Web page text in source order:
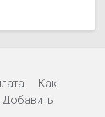
инфекций
(уретриты,
Как
Добавить